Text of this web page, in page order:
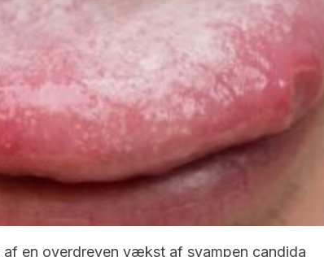
af en overdreven vækst af svampen candida